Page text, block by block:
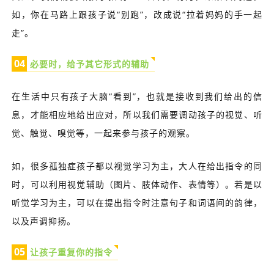
如，你在马路上跟孩子说“别跑”，改成说“拉着妈妈的手一起
走”。
04 必要时，给予其它形式的辅助
在生活中只有孩子大脑“看到”，也就是接收到我们给出的信
息，才能相应地给出应对，所以我们需要调动孩子的视觉、听
觉、触觉、嗅觉等，一起来参与孩子的观察。
如，很多孤独症孩子都以视觉学习为主，大人在给出指令的同
时，可以利用视觉辅助（图片、肢体动作、表情等）。若是以
听觉学习为主，可以在提出指令时注意句子和词语间的韵律，
以及声调抑扬。
05 让孩子重复你的指令